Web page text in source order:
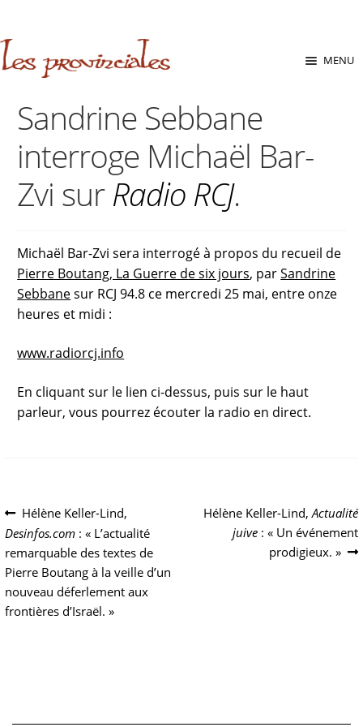
Aller
à
navigation
Aller
au
MENU
Sandrine Sebbane
interroge Michaël Bar-
Zvi surRadio RCJ.
Michaël Bar-Zvi sera interrogé à propos du recueil de
Pierre Boutang, La Guerre de six jours, parSandrine
Sebbanesur RCJ 94.8 ce mercredi 25 mai, entre onze
heures et midi :
www.radiorcj.info
En cliquant sur le lien ci-dessus, puis sur le haut
parleur, vous pourrez écouter la radio en direct.
Navigation
de
l’article
Article
précédent :
Hélène Keller-Lind,
Desinfos.com : « L’actualité
remarquable des textes de
Pierre Boutang à la veille d’un
nouveau déferlement aux
frontières d’Israël. »
Article
suivant :
Hélène Keller-Lind,Actualité
juive: « Un événement
prodigieux. »